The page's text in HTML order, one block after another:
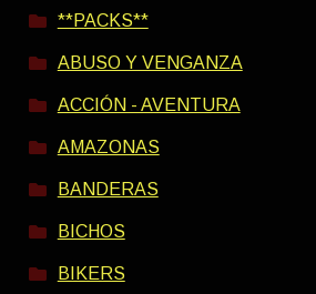
**PACKS**
ABUSO Y VENGANZA
ACCIÓN - AVENTURA
AMAZONAS
BANDERAS
BICHOS
BIKERS